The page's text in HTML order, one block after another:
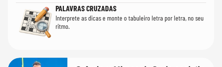
PALAVRAS CRUZADAS
Interprete as dicas e monte o tabuleiro letra por letra, no seu
ritmo.